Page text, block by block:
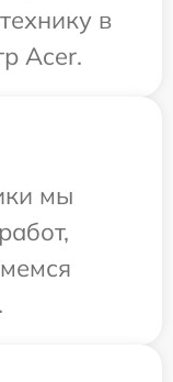
в
Acer.
мы